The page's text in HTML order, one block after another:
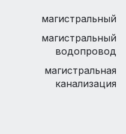
магистральный
магистральный
водопровод
магистральная
канализация